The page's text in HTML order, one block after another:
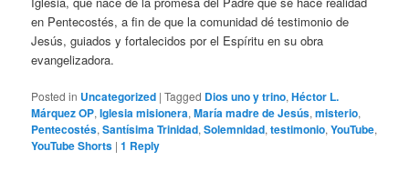
en Pentecostés, a fin de que la comunidad dé testimonio de
Jesús, guiados y fortalecidos por el Espíritu en su obra
evangelizadora.
Posted in Uncategorized |Tagged Dios uno y trino,Héctor L.
Márquez OP,Iglesia misionera,María madre de Jesús,misterio,
Pentecostés,Santísima Trinidad,Solemnidad,testimonio,YouTube,
YouTube Shorts |1 Reply